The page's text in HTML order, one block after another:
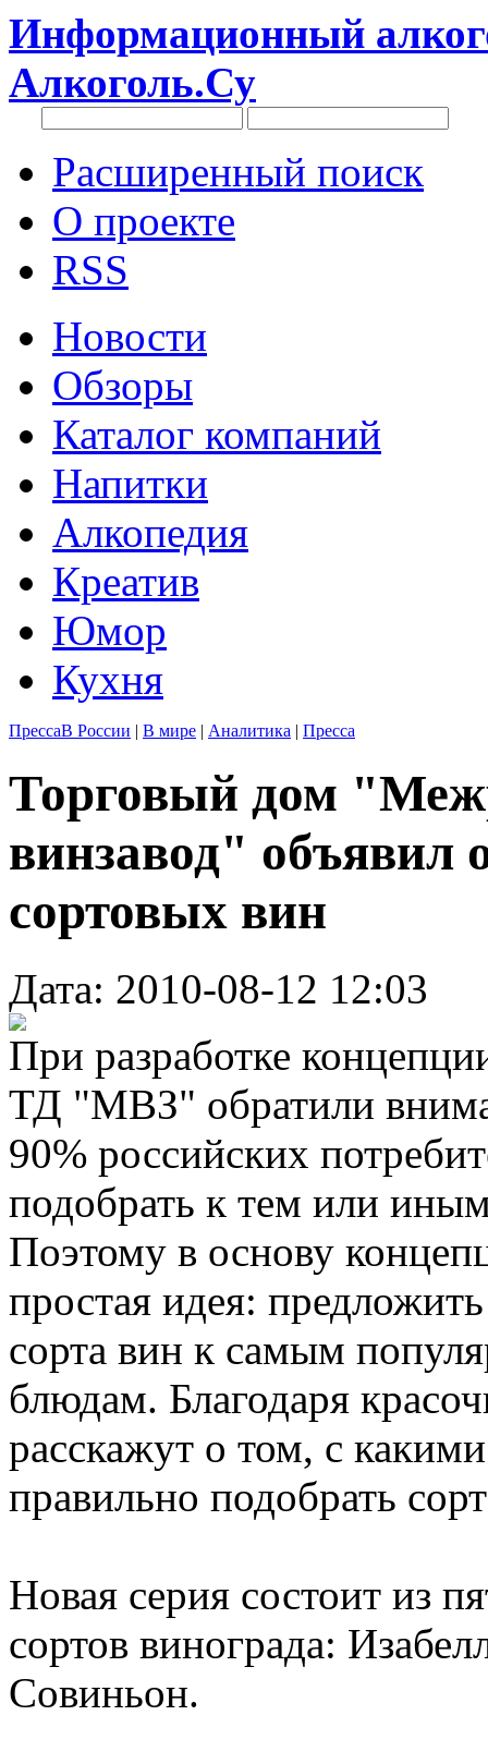
Информационный
Алкоголь.Су
Расширенный поиск
О проекте
RSS
Новости
Обзоры
Каталог компаний
Напитки
Алкопедия
Креатив
Юмор
Кухня
ПрессаВ России | В мире | Аналитика | Пресса
Торговый дом
винзавод" объявил
сортовых вин
Дата: 2010-08-12 12:03
При разработке
ТД "МВЗ" обратили
90% российских
подобрать к тем или
Поэтому в основу
простая идея:
сорта вин к самым
блюдам. Благодаря
расскажут о том, с
правильно подобрать
Новая серия состоит из
сортов винограда:
Совиньон.